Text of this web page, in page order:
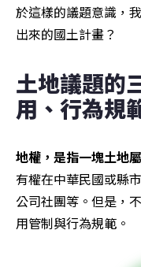
於這樣的議題意識，
出來的國土計畫？
土地議題的
用、行為規
地權，是指一塊土地
有權在中華民國或縣
公司社團等。但是，
用管制與行為規範。